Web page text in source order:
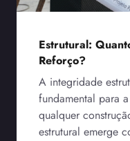
Estrutural:
Reforço?
A integridade
fundamental para
qualquer
estrutural emerge